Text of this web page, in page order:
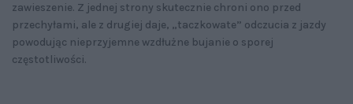
zawieszenie. Z jednej strony skutecznie chroni ono przed
przechyłami, ale z drugiej daje, „taczkowate” odczucia z jazdy
powodując nieprzyjemne wzdłużne bujanie o sporej
częstotliwości.